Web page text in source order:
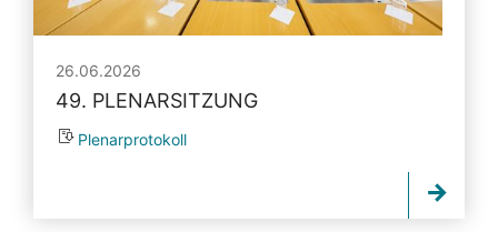
26.06.2026
49. PLENARSITZUNG
Plenarprotokoll